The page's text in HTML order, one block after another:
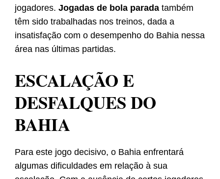
jogadores. Jogadas de bola parada também
têm sido trabalhadas nos treinos, dada a
insatisfação com o desempenho do Bahia nessa
área nas últimas partidas.
ESCALAÇÃO E
DESFALQUES DO
BAHIA
Para este jogo decisivo, o Bahia enfrentará
algumas dificuldades em relação à sua